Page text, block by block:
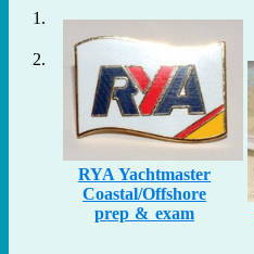
RYA Yachtmaster
Coastal/Offshore
prep & exam